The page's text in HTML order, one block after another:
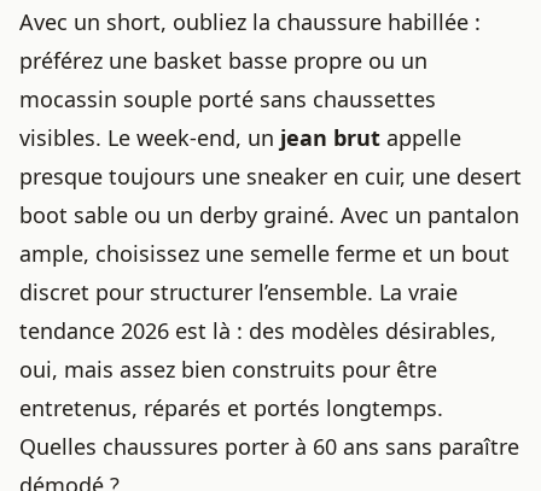
Avec un short, oubliez la chaussure habillée :
préférez une basket basse propre ou un
mocassin souple porté sans chaussettes
visibles. Le week-end, un jean brut appelle
presque toujours une sneaker en cuir, une desert
boot sable ou un derby grainé. Avec un pantalon
ample, choisissez une semelle ferme et un bout
discret pour structurer l’ensemble. La vraie
tendance 2026 est là : des modèles désirables,
oui, mais assez bien construits pour être
entretenus, réparés et portés longtemps.
Quelles chaussures porter à 60 ans sans paraître
démodé ?